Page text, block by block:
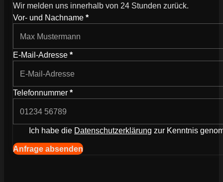
Wir melden uns innerhalb von 24 Stunden zurück.
Vor- und Nachname *
E-Mail-Adresse *
Telefonnummer *
Ich habe die Datenschutzerklärung zur Kenntnis
Anfrage absenden